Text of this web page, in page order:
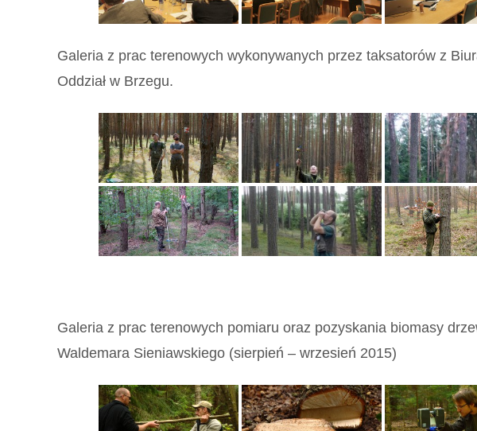
Galeria z prac terenowych wykonywanych przez taksatorów z
Oddział w Brzegu.
Galeria z prac terenowych pomiaru oraz pozyskania biomasy
Waldemara Sieniawskiego (sierpień – wrzesień 2015)